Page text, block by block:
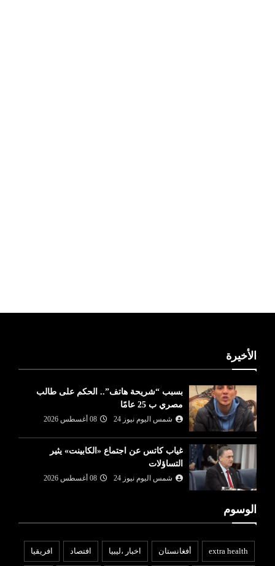
الأخيرة
بسبب “شريحة هاتف”.. الحكم على طالب
مصري ب 25 عامًا
شمس اليوم نيوز 24 08 أغسطس 2026
غياب كاتس عن اجتماع «الكابينت» يثير
التساؤلات
شمس اليوم نيوز 24 08 أغسطس 2026
الوسوم
extra health أفغانستان اخبار ،ليبيا افتصاد افريقيا